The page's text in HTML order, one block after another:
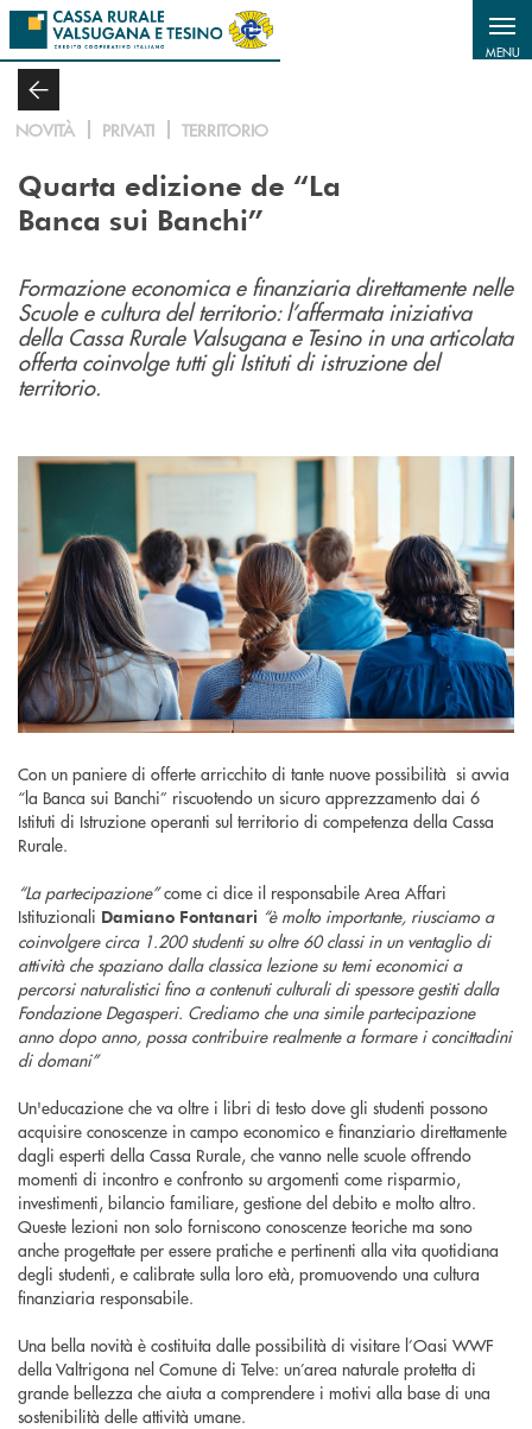
Salta al contenuto principale
MENU
NOVITÀ PRIVATI TERRITORIO
Quarta edizione de “La
Banca sui Banchi”
Formazione economica e finanziaria direttamente nelle
Scuole e cultura del territorio: l’affermata iniziativa
della Cassa Rurale Valsugana e Tesino in una articolata
offerta coinvolge tutti gli Istituti di istruzione del
territorio.
Con un paniere di offerte arricchito di tante nuove possibilità si avvia
“la Banca sui Banchi” riscuotendo un sicuro apprezzamento dai 6
Istituti di Istruzione operanti sul territorio di competenza della Cassa
Rurale.
“La partecipazione”come ci dice il responsabile Area Affari
Istituzionali Damiano Fontanari “è molto importante, riusciamo a
coinvolgere circa 1.200 studenti su oltre 60 classi in un ventaglio di
attività che spaziano dalla classica lezione su temi economici a
percorsi naturalistici fino a contenuti culturali di spessore gestiti dalla
Fondazione Degasperi. Crediamo che una simile partecipazione
anno dopo anno, possa contribuire realmente a formare i concittadini
di domani”
Un'educazione che va oltre i libri di testo dove gli studenti possono
acquisire conoscenze in campo economico e finanziario direttamente
dagli esperti della Cassa Rurale, che vanno nelle scuole offrendo
momenti di incontro e confronto su argomenti come risparmio,
investimenti, bilancio familiare, gestione del debito e molto altro.
Queste lezioni non solo forniscono conoscenze teoriche ma sono
anche progettate per essere pratiche e pertinenti alla vita quotidiana
degli studenti, e calibrate sulla loro età, promuovendo una cultura
finanziaria responsabile.
Una bella novità è costituita dalle possibilità di visitare l’Oasi WWF
della Valtrigona nel Comune di Telve: un’area naturale protetta di
grande bellezza che aiuta a comprendere i motivi alla base di una
sostenibilità delle attività umane.